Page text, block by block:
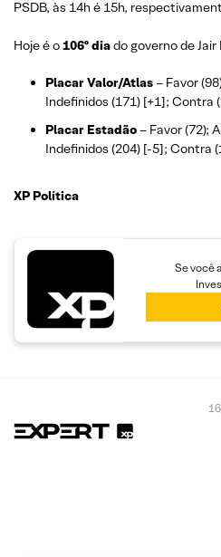
PSDB, às 14h é 15h,
Hoje é o106º diado governo de Jair
Placar Valor/Atlas – Favor
Indefinidos (171) [+1]; Contra
Placar Estadão – Favor (72);
Indefinidos (204) [-5]; Contra
XP Política
Se você